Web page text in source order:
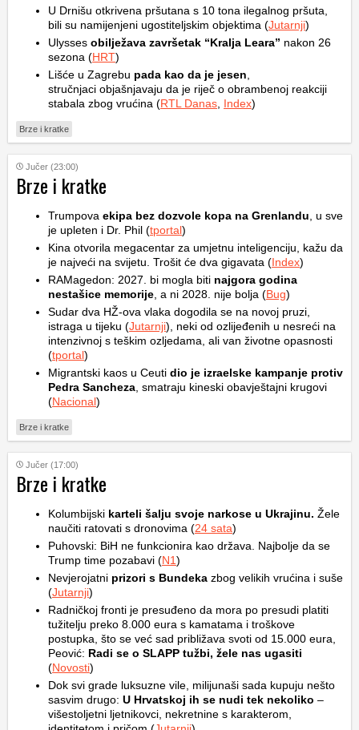
U Drnišu otkrivena pršutana s 10 tona ilegalnog pršuta,
bili su namijenjeni ugostiteljskim objektima (Jutarnji)
Ulysses obilježava završetak “Kralja Leara” nakon 26
sezona (HRT)
Lišće u Zagrebu pada kao da je jesen
stručnjaci objašnjavaju da je riječ o obrambenoj reakciji
stabala zbog vrućina (RTL Danas Index)
Brze i kratke
Jučer (23:00)
Brze i kratke
Trumpova ekipa bez dozvole kopa na Grenlandu , u sve
je upleten i Dr. Phil (tportal)
Kina otvorila megacentar za umjetnu inteligenciju, kažu da
je najveći na svijetu. Trošit će dva gigavata (Index)
RAMagedon: 2027. bi mogla biti najgora godina
nestašice memorije , a ni 2028. nije bolja (Bug)
Sudar dva HŽ-ova vlaka dogodila se na novoj pruzi,
istraga u tijeku (Jutarnji), neki od ozlijeđenih u nesreći na
intenzivnoj s teškim ozljedama, ali van životne opasnosti
(tportal)
Migrantski kaos u Ceuti dio je izraelske kampanje protiv
Pedra Sancheza , smatraju kineski obavještajni krugovi
(Nacional)
Brze i kratke
Jučer (17:00)
Brze i kratke
Kolumbijski karteli šalju svoje narkose u Ukrajinu. Žele
naučiti ratovati s dronovima (24 sata)
Puhovski: BiH ne funkcionira kao država. Najbolje da se
Trump time pozabavi (N1)
Nevjerojatni prizori s Bundeka zbog velikih vrućina i suše
(Jutarnji)
Radničkoj fronti je presuđeno da mora po presudi platiti
tužitelju preko 8.000 eura s kamatama i troškove
postupka, što se već sad približava svoti od 15.000 eura,
Peović: Radi se o SLAPP tužbi, žele nas ugasiti
(Novosti)
Dok svi grade luksuzne vile, milijunaši sada kupuju nešto
sasvim drugo: U Hrvatskoj ih se nudi tek nekoliko –
višestoljetni ljetnikovci, nekretnine s karakterom,